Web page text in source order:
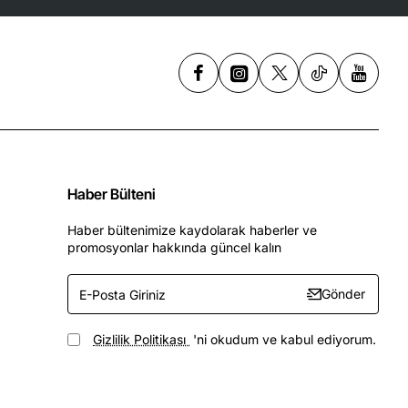
Haber Bülteni
Haber bültenimize kaydolarak haberler ve
promosyonlar hakkında güncel kalın
E-
Posta
Giriniz
Gönder
Gizlilik Politikası 'ni okudum ve kabul ediyorum.